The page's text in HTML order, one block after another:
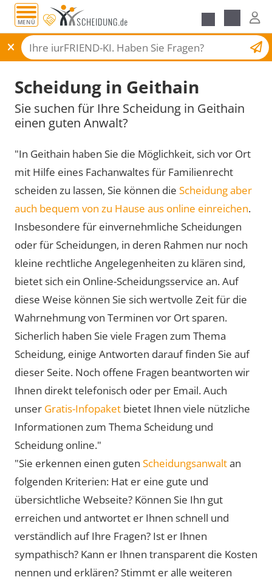
MENÜ
Scheidungsantrag
Scheidung in Geithain
Sie suchen für Ihre Scheidung in Geithain
einen guten Anwalt?
"In Geithain haben Sie die Möglichkeit, sich vor Ort
mit Hilfe eines Fachanwaltes für Familienrecht
scheiden zu lassen, Sie können die Scheidung aber
auch bequem von zu Hause aus online einreichen.
Insbesondere für einvernehmliche Scheidungen
oder für Scheidungen, in deren Rahmen nur noch
kleine rechtliche Angelegenheiten zu klären sind,
bietet sich ein Online-Scheidungsservice an. Auf
diese Weise können Sie sich wertvolle Zeit für die
Wahrnehmung von Terminen vor Ort sparen.
Sicherlich haben Sie viele Fragen zum Thema
Scheidung, einige Antworten darauf finden Sie auf
dieser Seite. Noch offene Fragen beantworten wir
Ihnen direkt telefonisch oder per Email. Auch
unser Gratis-Infopaket bietet Ihnen viele nützliche
Informationen zum Thema Scheidung und
Scheidung online."
"Sie erkennen einen guten Scheidungsanwaltan
folgenden Kriterien: Hat er eine gute und
übersichtliche Webseite? Können Sie Ihn gut
erreichen und antwortet er Ihnen schnell und
verständlich auf Ihre Fragen? Ist er Ihnen
sympathisch? Kann er Ihnen transparent die Kosten
nennen und erklären? Stimmt er alle weiteren